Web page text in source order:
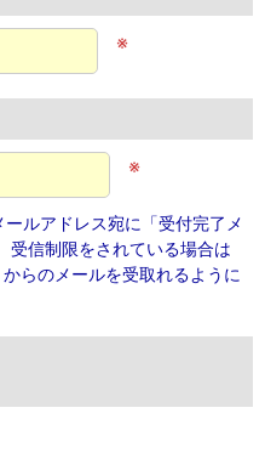
※
※
ルアドレス宛に「受付完了メ
受信制限をされている場合は
らのメールを受取れるように